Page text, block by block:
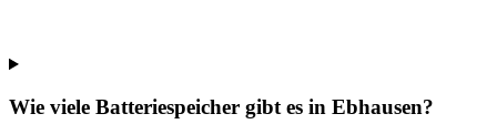
Wie viele Batteriespeicher gibt es in Ebhausen?